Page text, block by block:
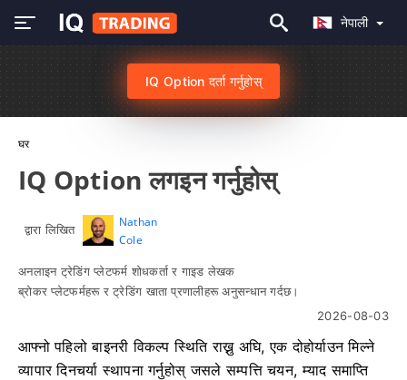
नेपाली
IQ Option दर्ता गर्नुहोस्
घर
IQ Option लगइन गर्नुहोस्
द्वारा लिखित
Nathan
Cole
अनलाइन ट्रेडिंग प्लेटफर्म शोधकर्ता र गाइड लेखक
ब्रोकर प्लेटफर्महरू र ट्रेडिंग खाता प्रणालीहरू अनुसन्धान गर्दछ।
2026-08-03
आफ्नो पहिलो बाइनरी विकल्प स्थिति राख्नु अघि, एक दोहोर्याउन मिल्ने
व्यापार दिनचर्या स्थापना गर्नुहोस् जसले सम्पत्ति चयन, म्याद समाप्ति